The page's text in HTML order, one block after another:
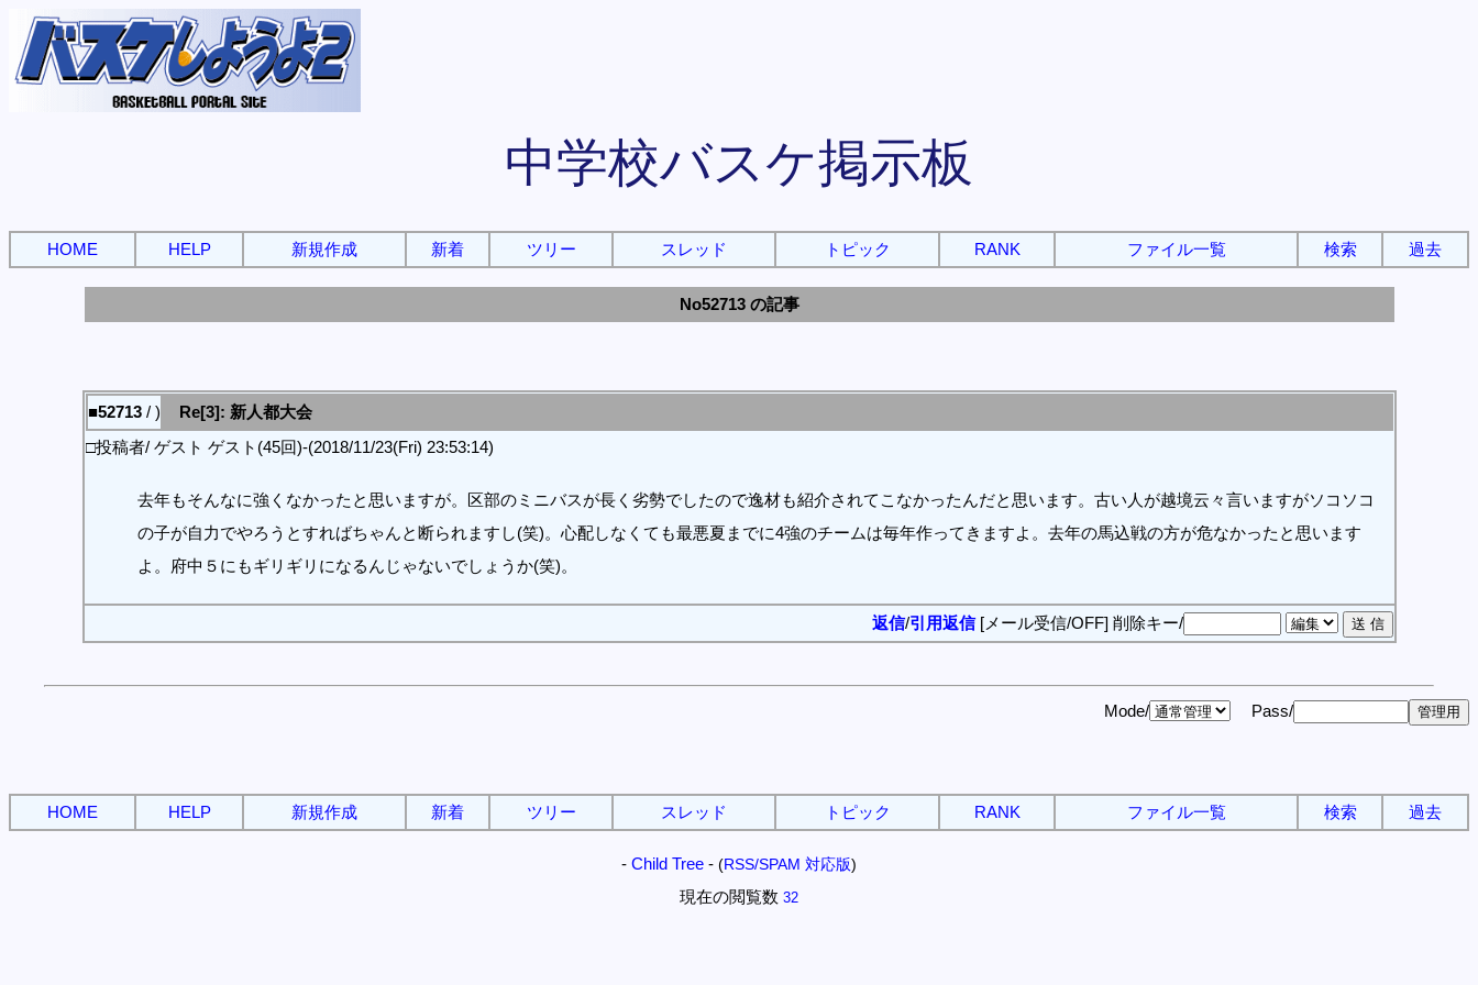
中学校バスケ掲示板
HOME HELP 新規作成 新着 ツリー スレッド トピック RANK ファイル一覧 検索 過去
No52713 の記事
■52713/ )
Re[3]: 新人都大会
□投稿者/ ゲスト ゲスト(45回)-(2018/11/23(Fri) 23:53:14)
去年もそんなに強くなかったと思いますが。区部のミニバスが長く劣勢でしたので逸材も紹介されてこなかったんだと思います。古い人が越境云々言いますがソコソコ
の子が自力でやろうとすればちゃんと断られますし(笑)。心配しなくても最悪夏までに4強のチームは毎年作ってきますよ。去年の馬込戦の方が危なかったと思います
よ。府中５にもギリギリになるんじゃないでしょうか(笑)。
返信/引用返信[メール受信/OFF] 削除キー/
Mode/ Pass/
HOME HELP 新規作成 新着 ツリー スレッド トピック RANK ファイル一覧 検索 過去
- Child Tree - (RSS/SPAM 対応版)
現在の閲覧数 32